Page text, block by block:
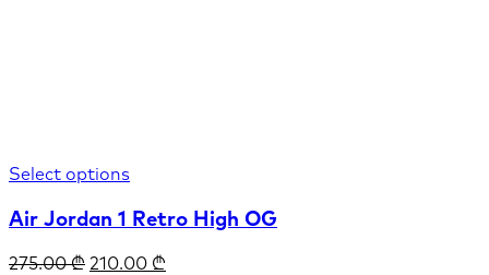
Select options
Air Jordan 1 Retro High OG
275.00₾ 210.00 ₾